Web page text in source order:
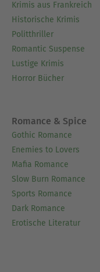
Krimis aus Frankreich
Historische Krimis
Politthriller
Romantic Suspense
Lustige Krimis
Horror Bücher
Romance & Spice
Gothic Romance
Enemies to Lovers
Mafia Romance
Slow Burn Romance
Sports Romance
Dark Romance
Erotische Literatur